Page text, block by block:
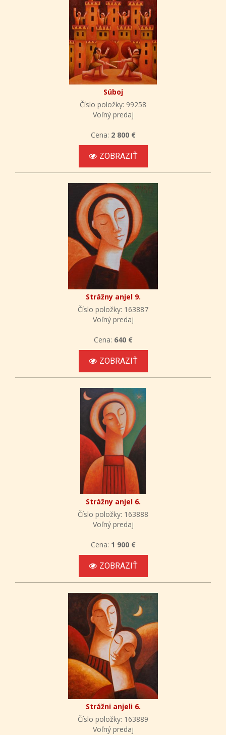
Súboj
Číslo položky: 99258
Voľný predaj
Cena: 2 800 €
ZOBRAZIŤ
Strážny anjel 9.
Číslo položky: 163887
Voľný predaj
Cena: 640 €
ZOBRAZIŤ
Strážny anjel 6.
Číslo položky: 163888
Voľný predaj
Cena: 1 900 €
ZOBRAZIŤ
Strážni anjeli 6.
Číslo položky: 163889
Voľný predaj